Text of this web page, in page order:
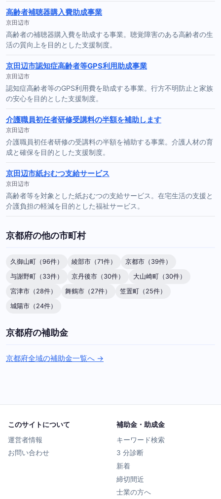
高齢者補聴器購入費助成事業
京田辺市
高齢者の補聴器購入費を助成する事業。聴覚障害のある高齢者の生
活の質向上を目的とした支援制度。
京田辺市認知症高齢者等GPS利用助成事業
京田辺市
認知症高齢者等のGPS利用費を助成する事業。行方不明防止と家族
の安心を目的とした支援制度。
介護職員初任者研修受講料の半額を補助します
京田辺市
介護職員初任者研修の受講料の半額を補助する事業。介護人材の育
成と確保を目的とした支援制度。
京田辺市紙おむつ支給サービス
京田辺市
高齢者等を対象とした紙おむつの支給サービス。在宅生活の支援と
介護負担の軽減を目的とした福祉サービス。
京都府の他の市町村
久御山町（96件） 綾部市（71件）
京都市（39件）
与謝野町（33件）
京丹後市（30件）
大山崎町（30件）
宮津市（28件）
舞鶴市（27件）
笠置町（25件）
城陽市（24件）
京都府の補助金
京都府全域の補助金一覧へ →
このサイトについて
運営者情報
お問い合わせ
補助金・助成金
キーワード検索
3 分診断
新着
締切間近
士業の方へ